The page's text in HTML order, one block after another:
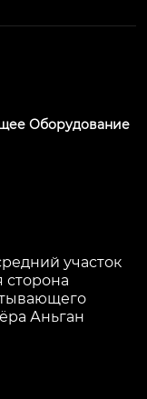
Оборудование
участок
сторона
Аньган